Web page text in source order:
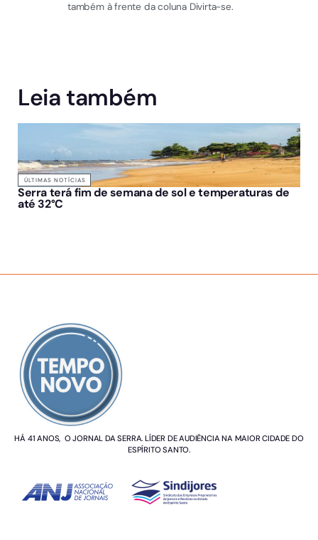
também à frente da coluna Divirta-se.
Leia também
ÚLTIMAS NOTÍCIAS
Serra terá fim de semana de sol e temperaturas de
até 32°C
HÁ 41 ANOS, O JORNAL DA SERRA. LÍDER DE AUDIÊNCIA NA MAIOR CIDADE DO
ESPÍRITO SANTO.